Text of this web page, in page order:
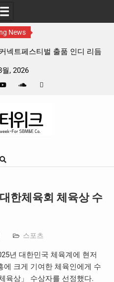
News
판타지 케이팝 애니메이션 ‘고스
월, 2026
Google
한체육회 체육상 수
스포츠
년 대한민국 체육계에 현저
에 크게 기여한 체육인에게 수
육상」 수상자를 선정했다.